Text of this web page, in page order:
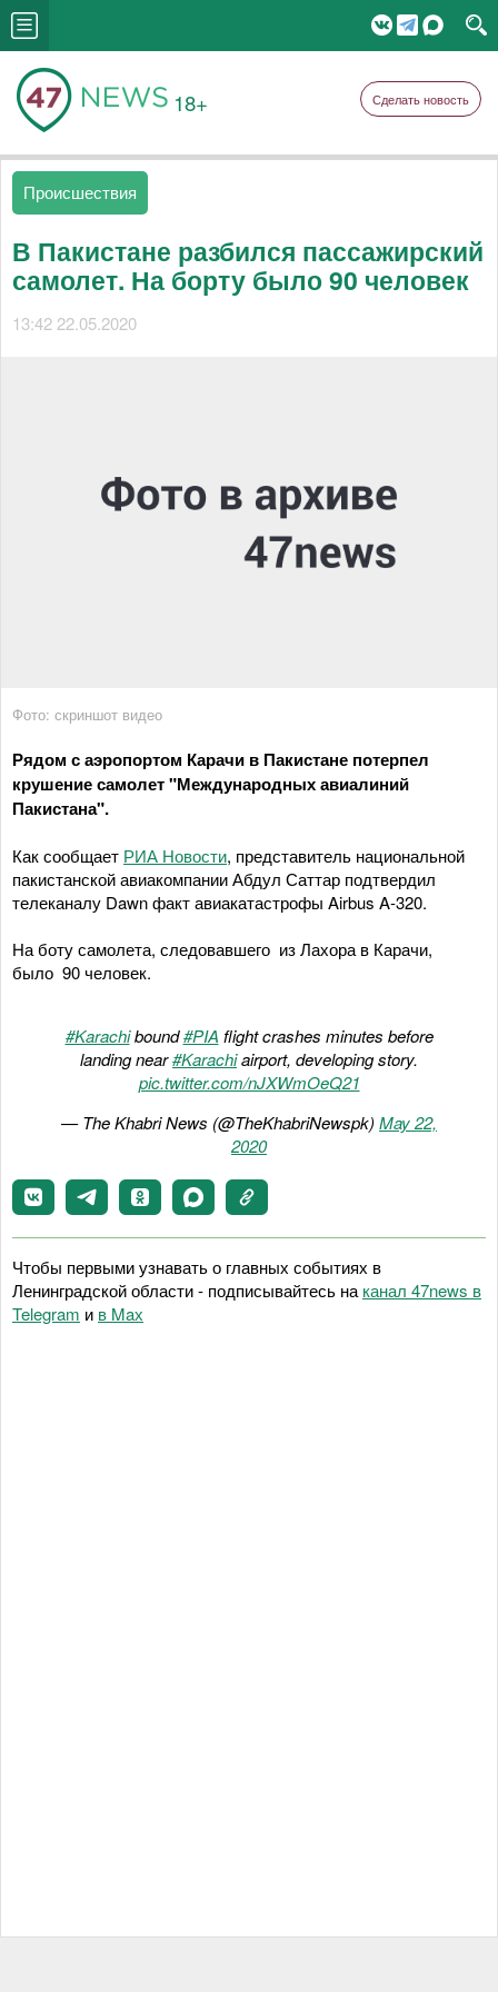
18+ Сделать новость
Происшествия
В Пакистане разбился пассажирский
самолет. На борту было 90 человек
13:42 22.05.2020
Фото: скриншот видео
Рядом с аэропортом Карачи в Пакистане потерпел
крушение самолет "Международных авиалиний
Пакистана".
Как сообщает РИА Новости, представитель национальной
пакистанской авиакомпании Абдул Саттар подтвердил
телеканалу Dawn факт авиакатастрофы Airbus A-320.
На боту самолета, следовавшего из Лахора в Карачи,
было 90 человек.
#Karachibound#PIA flight crashes minutes before
landing near#Karachiairport, developing story.
pic.twitter.com/nJXWmOeQ21
— The Khabri News (@TheKhabriNewspk) May 22,
2020
Чтобы первыми узнавать о главных событиях в
Ленинградской области - подписывайтесь на канал 47news в
Telegram и в Maх